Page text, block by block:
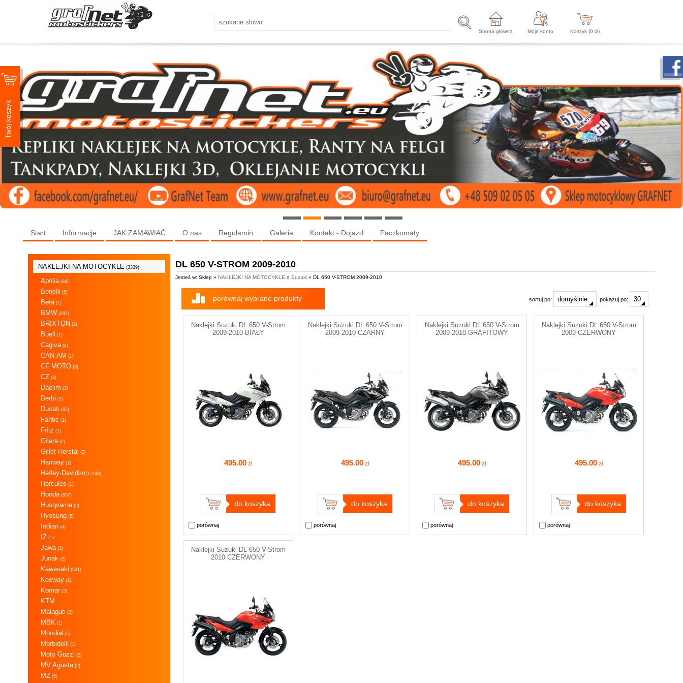
Strona główna Moje konto Koszyk (0 zł)
Start Informacje JAK ZAMAWIAĆ O nas Regulamin Galeria Kontakt - Dojazd Paczkomaty
NAKLEJKI NA MOTOCYKLE (3339)
Aprilia (84)
Benelli (5)
Beta (1)
BMW (292)
BRIXTON (2)
Buell (1)
Cagiva (4)
CAN-AM (1)
CF MOTO (3)
CZ (3)
Daelim (3)
Derbi (2)
Ducati (65)
Fantic (1)
Fritz (1)
Gilera (2)
Gillet-Herstal (2)
Hanway (1)
Harley-Davidson (148)
Hercules (1)
Honda (837)
Husqvarna (5)
Hyosung (5)
Indian (4)
IŻ (1)
Jawa (2)
Junak (2)
Kawasaki (531)
Keeway (1)
Komar(3)
KTM
Malaguti (2)
MBK (1)
Mondial (5)
Morbidelli (1)
Moto Guzzi (2)
MV Agusta (2)
MZ (5)
DL 650 V-STROM 2009-2010
Jesteś w: Sklep » NAKLEJKI NA MOTOCYKLE » Suzuki » DL 650 V-STROM 2009-2010
pokazuj po:
sortuj po:
porównaj wybrane produkty
Naklejki Suzuki DL 650 V-Strom
2009-2010 BIAŁY
495.00 zł
do koszyka
porównaj
Naklejki Suzuki DL 650 V-Strom
2009-2010 CZARNY
495.00 zł
do koszyka
porównaj
Naklejki Suzuki DL 650 V-Strom
2009-2010 GRAFITOWY
495.00 zł
do koszyka
porównaj
Naklejki Suzuki DL 650 V-Strom
2009 CZERWONY
495.00 zł
do koszyka
porównaj
Naklejki Suzuki DL 650 V-Strom
2010 CZERWONY
Twój koszyk